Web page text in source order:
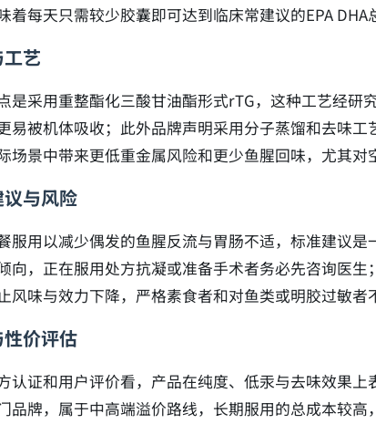
着每天只需较少胶囊即可达到临床常建议的EPA
艺
是采用重整酯化三酸甘油酯形式rTG，这种工艺经研
易被机体吸收；此外品牌声明采用分子蒸馏和去味
场景中带来更低重金属风险和更少鱼腥回味，尤其对
与风险
服用以减少偶发的鱼腥反流与胃肠不适，标准建议
向，正在服用处方抗凝或准备手术者务必先咨询医
风味与效力下降，严格素食者和对鱼类或明胶过敏者
价评估
认证和用户评价看，产品在纯度、低汞与去味效果
品牌，属于中高端溢价路线，长期服用的总成本较